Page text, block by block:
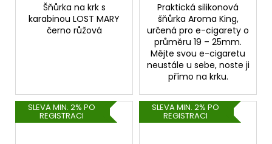
Šňůrka na krk s
karabinou LOST MARY
černo růžová
Praktická silikonová
šňůrka Aroma King,
určená pro e-cigarety o
průměru 19 – 25mm.
Mějte svou e-cigaretu
neustále u sebe, noste ji
přímo na krku.
SLEVA MIN. 2% PO
REGISTRACI
SLEVA MIN. 2% PO
REGISTRACI